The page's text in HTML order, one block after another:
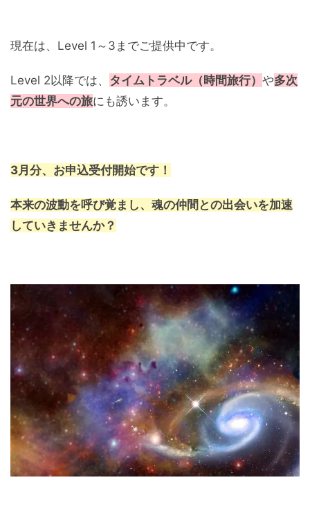
現在は、Level 1～3までご提供中です。
Level 2以降では、 タイムトラベル（時間旅行） や多次
元の世界への旅にも誘います。
3月分、お申込受付開始です！
本来の波動を呼び覚まし、魂の仲間との出会いを加速
していきませんか？